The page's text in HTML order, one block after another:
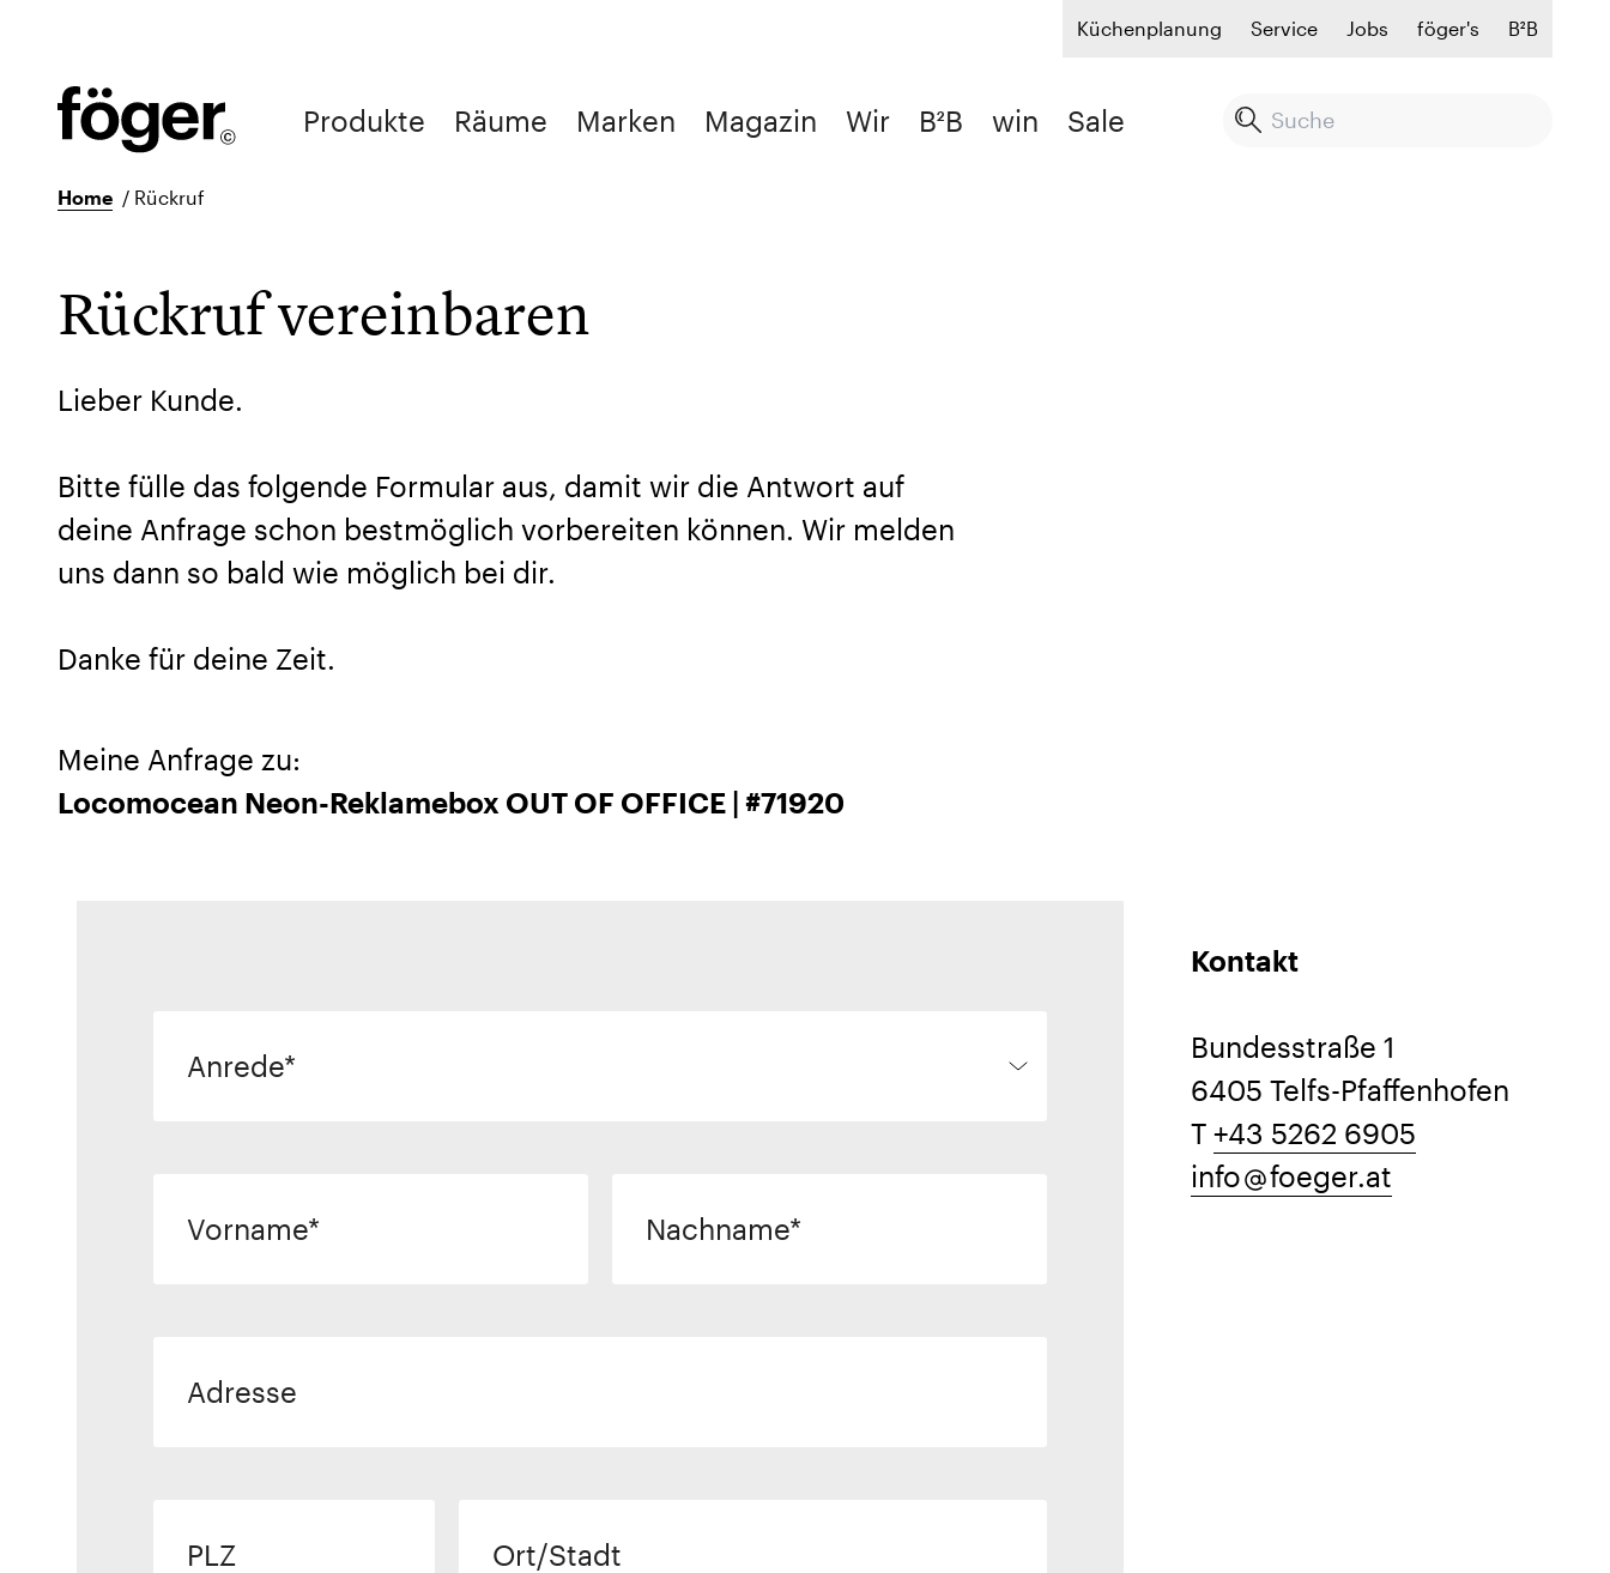
Küchenplanung Service Jobs föger's B²B
Produkte Räume Marken Magazin Wir B²B win Sale
Home / Rückruf
Rückruf vereinbaren
Lieber Kunde.
Bitte fülle das folgende Formular aus, damit wir die Antwort auf
deine Anfrage schon bestmöglich vorbereiten können. Wir melden
uns dann so bald wie möglich bei dir.
Danke für deine Zeit.
Meine Anfrage zu:
Locomocean Neon-Reklamebox OUT OF OFFICE | #71920
Anrede
Vorname Nachname
Adresse
PLZ Ort/Stadt
Kontakt
Bundesstraße 1
6405 Telfs-Pfaffenhofen
T +43 5262 6905
info
foeger.at